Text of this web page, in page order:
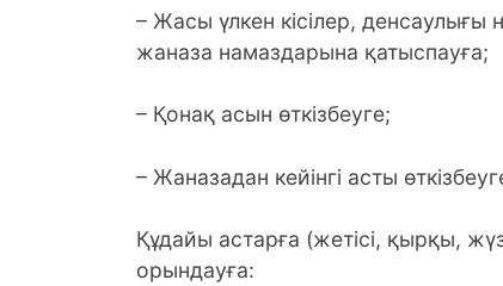
– Жасы үлкен кісілер,
жаназа намаздарына қатыспауға;
– Қонақ асын өткізбеуге;
– Жаназадан кейінгі асты
Құдайы астарға (жетісі, қырқы,
орындауға: